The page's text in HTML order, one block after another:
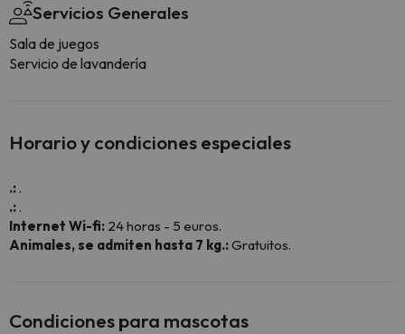
Servicios Generales
Sala de juegos
Servicio de lavandería
Horario y condiciones especiales
.: .
.: .
Internet Wi-fi: 24 horas - 5 euros.
Animales, se admiten hasta 7 kg.:Gratuitos.
Condiciones para mascotas